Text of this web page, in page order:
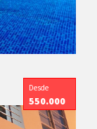
Desde
550.000